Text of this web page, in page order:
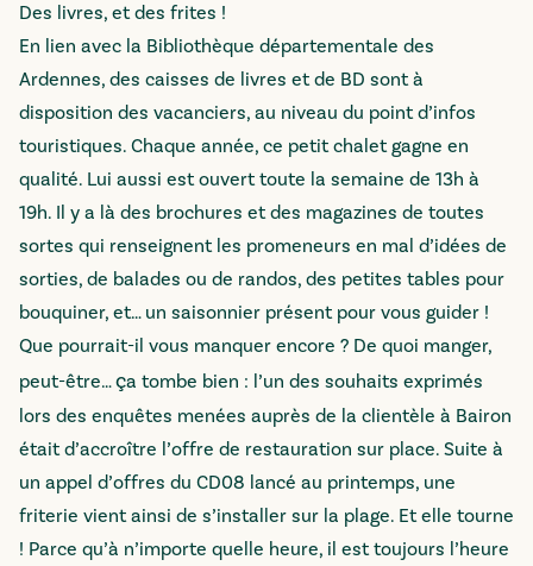
Des livres, et des frites !
En lien avec la Bibliothèque départementale des
Ardennes, des caisses de livres et de BD sont à
disposition des vacanciers, au niveau du point d’infos
touristiques. Chaque année, ce petit chalet gagne en
qualité. Lui aussi est ouvert toute la semaine de 13h à
19h. Il y a là des brochures et des magazines de toutes
sortes qui renseignent les promeneurs en mal d’idées de
sorties, de balades ou de randos, des petites tables pour
bouquiner, et… un saisonnier présent pour vous guider !
Que pourrait-il vous manquer encore ? De quoi manger,
peut-être…ça tombe bien : l’un des souhaits exprimés
lors des enquêtes menées auprès de la clientèle à Bairon
était d’accroître l’offre de restauration sur place. Suite à
un appel d’offres du CD08 lancé au printemps, une
friterie vient ainsi de s’installer sur la plage. Et elle tourne
! Parce qu’à n’importe quelle heure, il est toujours l’heure